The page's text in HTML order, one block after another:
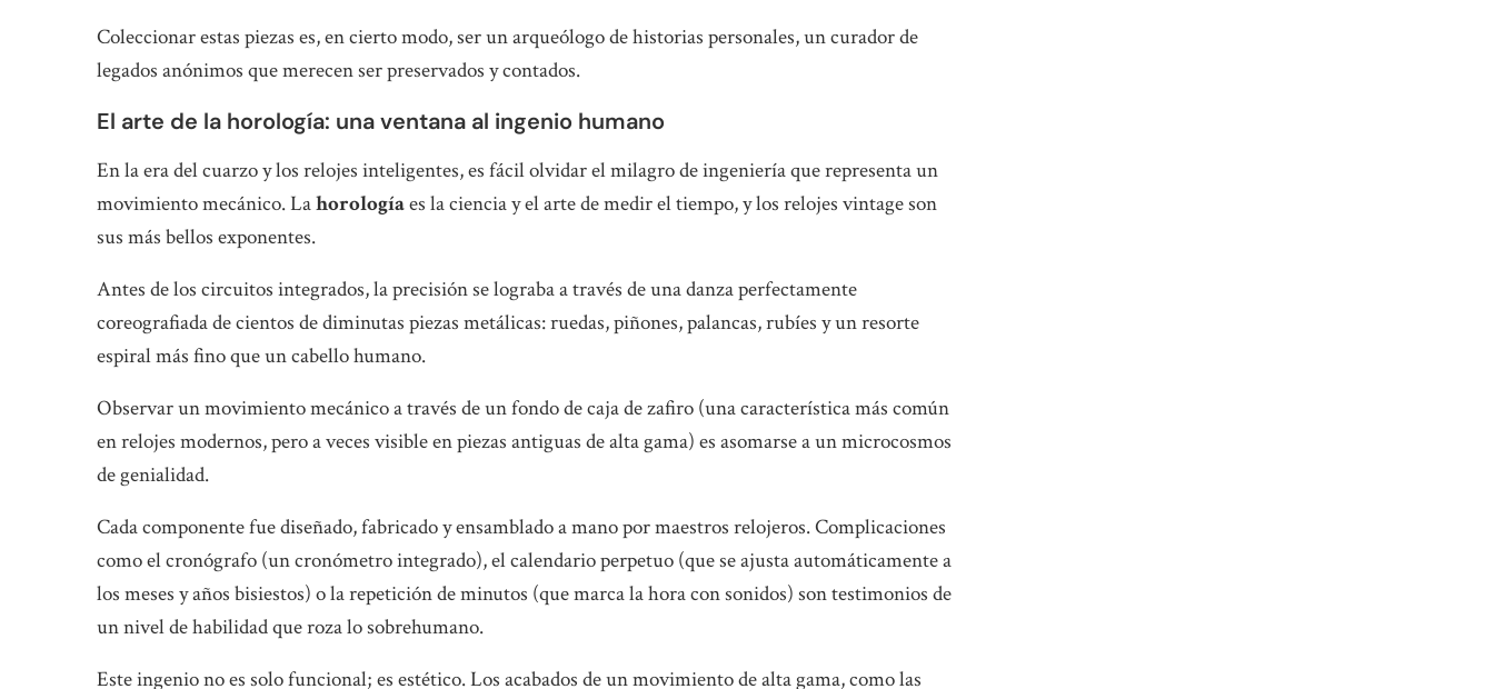
Coleccionar estas piezas es, en cierto modo, ser un arqueólogo de historias personales, un curador de
legados anónimos que merecen ser preservados y contados.
El arte de la horología: una ventana al ingenio humano
En la era del cuarzo y los relojes inteligentes, es fácil olvidar el milagro de ingeniería que representa un
movimiento mecánico. Lahorologíaes la ciencia y el arte de medir el tiempo, y los relojes vintage son
sus más bellos exponentes.
Antes de los circuitos integrados, la precisión se lograba a través de una danza perfectamente
coreografiada de cientos de diminutas piezas metálicas: ruedas, piñones, palancas, rubíes y un resorte
espiral más fino que un cabello humano.
Observar un movimiento mecánico a través de un fondo de caja de zafiro (una característica más común
en relojes modernos, pero a veces visible en piezas antiguas de alta gama) es asomarse a un microcosmos
de genialidad.
Cada componente fue diseñado, fabricado y ensamblado a mano por maestros relojeros. Complicaciones
como el cronógrafo (un cronómetro integrado), el calendario perpetuo (que se ajusta automáticamente a
los meses y años bisiestos) o la repetición de minutos (que marca la hora con sonidos) son testimonios de
un nivel de habilidad que roza lo sobrehumano.
Este ingenio no es solo funcional; es estético. Los acabados de un movimiento de alta gama, como las